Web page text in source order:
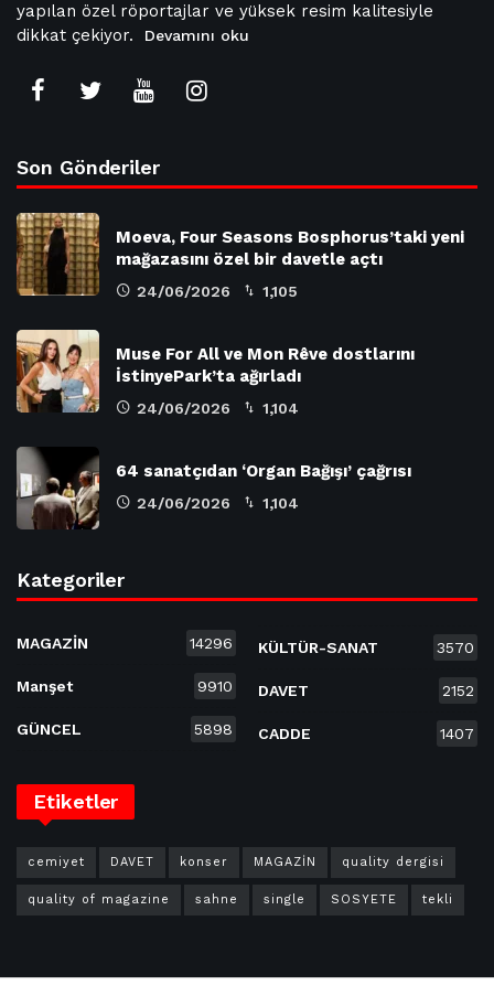
yapılan özel röportajlar ve yüksek resim kalitesiyle
dikkat çekiyor.
Devamını oku
Son Gönderiler
Moeva, Four Seasons Bosphorus’taki yeni
mağazasını özel bir davetle açtı
24/06/2026 1,105
Muse For All ve Mon Rêve dostlarını
İstinyePark’ta ağırladı
24/06/2026 1,104
64 sanatçıdan ‘Organ Bağışı’ çağrısı
24/06/2026 1,104
Kategoriler
MAGAZİN 14296
Manşet 9910
GÜNCEL 5898
KÜLTÜR-SANAT 3570
DAVET 2152
CADDE 1407
Etiketler
cemiyet DAVET konser MAGAZİN quality dergisi
quality of magazine sahne single SOSYETE tekli